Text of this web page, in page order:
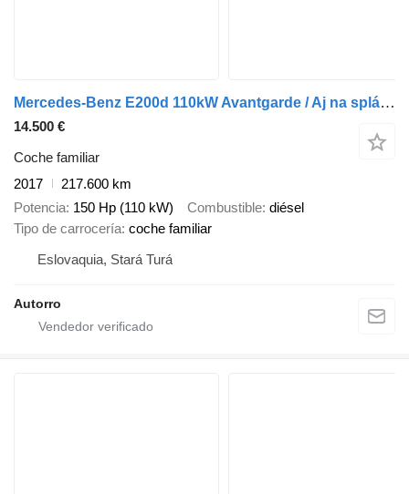
Mercedes-Benz E200d 110kW Avantgarde / Aj na splátky / Protiúčet /
14.500 €
Coche familiar
2017
217.600 km
Potencia 150 Hp (110 kW) Combustible diésel
Tipo de carrocería coche familiar
Eslovaquia, Stará Turá
Autorro